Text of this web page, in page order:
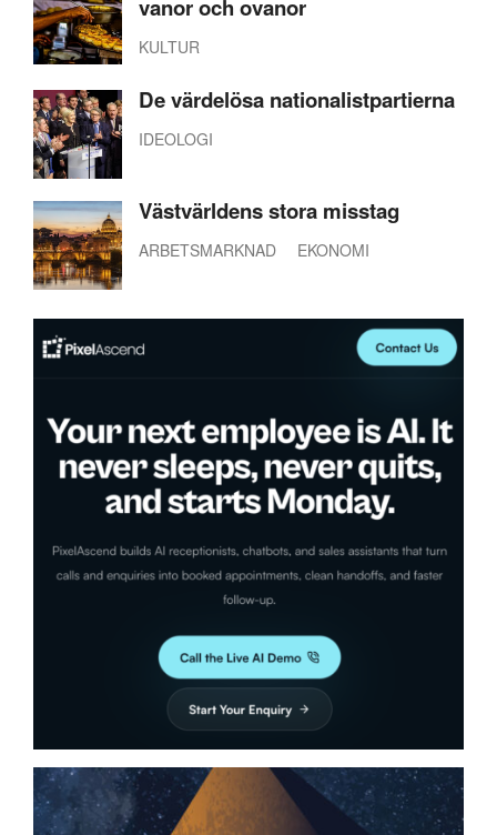
vanor och ovanor
KULTUR
De värdelösa nationalistpartierna
IDEOLOGI
Västvärldens stora misstag
ARBETSMARKNAD EKONOMI